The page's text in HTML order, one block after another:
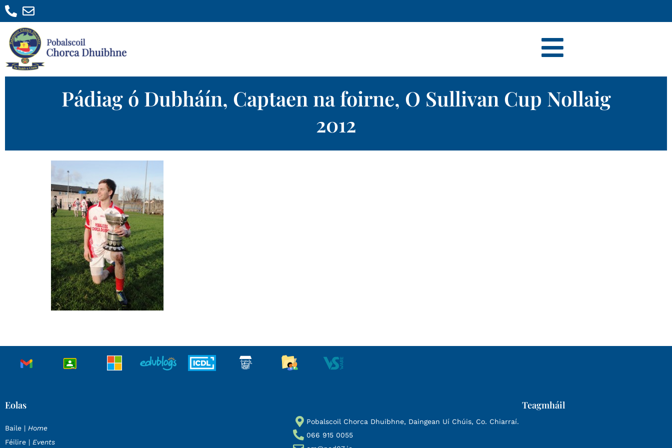
Pádiag ó Dubháín, Captaen na foirne, O Sullivan Cup Nollaig
2012
Eolas
Baile | Home
Féilire | Events
Teagmháil
Pobalscoil Chorca Dhuibhne, Daingean Uí Chúis, Co. Chiarraí.
066 915 0055